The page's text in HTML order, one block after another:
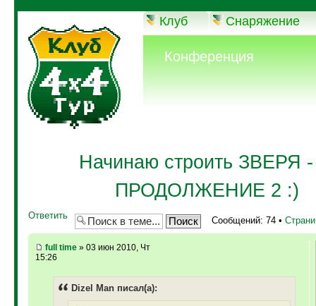
Клуб Снаряжение
Конференция
Начинаю строить ЗВЕРЯ
ПРОДОЛЖЕНИЕ 2 :)
Ответить Сообщений: 74 •
full time» 03 июн 2010, Чт
15:26
Dizel Man писал(а):